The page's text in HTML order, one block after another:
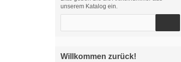
unserem Katalog ein.
Willkommen zurück!